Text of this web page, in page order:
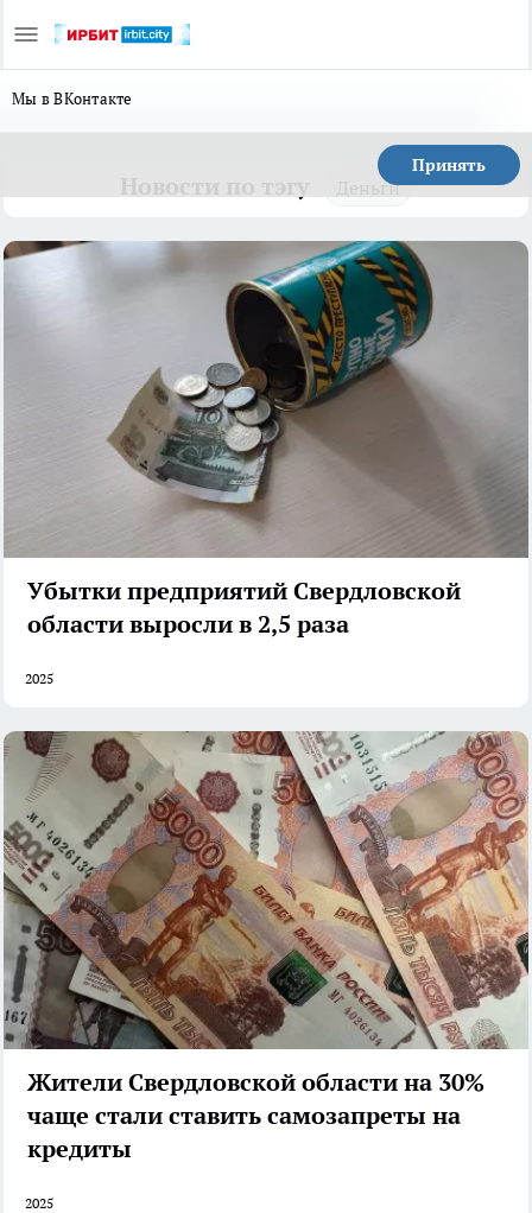
Мы в ВКонтакте
Принять
Деньги
Убытки предприятий Свердловской
области выросли в 2,5 раза
2025
Жители Свердловской области на 30%
чаще стали ставить самозапреты на
кредиты
2025